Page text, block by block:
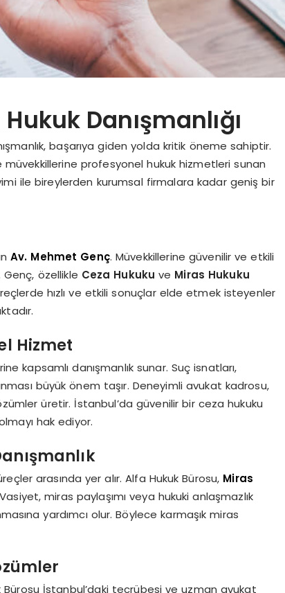
Danışmanlığı
başarıya giden yolda kritik öneme sahiptir.
profesyonel hukuk hizmetleri sunan
ile bireylerden kurumsal firmalara kadar geniş bir
Av. Mehmet Genç. Müvekkillerine güvenilir ve etkili
özellikle Ceza Hukuku ve Miras Hukuku
hızlı ve etkili sonuçlar elde etmek isteyenler
Hizmet
kapsamlı danışmanlık sunar. Suç isnatları,
büyük önem taşır. Deneyimli avukat kadrosu,
üretir. İstanbul’da güvenilir bir ceza hukuku
hak ediyor.
arasında yer alır. Alfa Hukuk Bürosu, Miras
miras paylaşımı veya hukuki anlaşmazlık
yardımcı olur. Böylece karmaşık miras
Bürosu İstanbul’daki tecrübesi ve uzman avukat